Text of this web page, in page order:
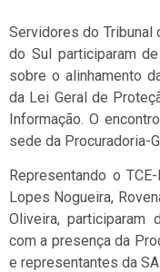
Servidores do Tribunal
do Sul participaram
sobre o alinhamento
da Lei Geral de
Informação. O
sede da Procuradoria-
Representando o
Lopes Nogueira,
Oliveira, participaram
com a presença da
e representantes da